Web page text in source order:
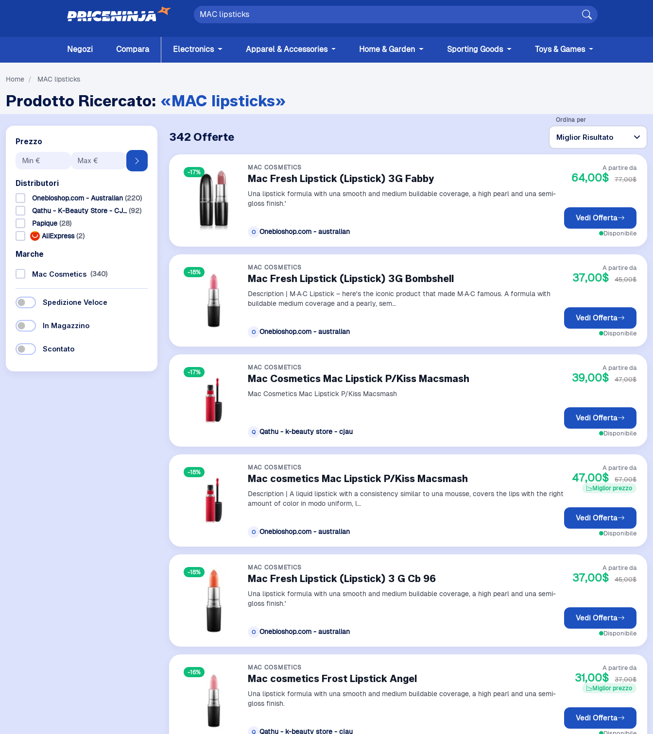
Negozi Compara Electronics Apparel & Accessories Home & Garden Sporting Goods Toys & Games
Home / MAC lipsticks
Prodotto Ricercato: «MAC lipsticks»
Prezzo
Distributori
Onebioshop.com - Australian (220)
Qathu - K-Beauty Store - CJ… (92)
Papique (28)
AliExpress (2)
Marche
Mac Cosmetics (340)
Spedizione Veloce
In Magazzino
Scontato
342 Offerte
Ordina per
-17%
MAC COSMETICS
Mac Fresh Lipstick (Lipstick) 3G Fabby
Una lipstick formula with una smooth and medium buildable coverage, a high pearl and una semi-
gloss finish.'
O Onebioshop.com - australian
A partire da
64,00$ 77,00$
Vedi Offerta
Disponibile
-18%
MAC COSMETICS
Mac Fresh Lipstick (Lipstick) 3G Bombshell
Description | M·A·C Lipstick – here's the iconic product that made M·A·C famous. A formula with
buildable medium coverage and a pearly, sem…
O Onebioshop.com - australian
A partire da
37,00$ 45,00$
Vedi Offerta
Disponibile
-17%
MAC COSMETICS
Mac Cosmetics Mac Lipstick P/Kiss Macsmash
Mac Cosmetics Mac Lipstick P/Kiss Macsmash
Q Qathu - k-beauty store - cjau
A partire da
39,00$ 47,00$
Vedi Offerta
Disponibile
-18%
MAC COSMETICS
Mac cosmetics Mac Lipstick P/Kiss Macsmash
Description | A liquid lipstick with a consistency similar to una mousse, covers the lips with the right
amount of color in modo uniform, l…
O Onebioshop.com - australian
A partire da
47,00$ 57,00$
Miglior prezzo
Vedi Offerta
Disponibile
-18%
MAC COSMETICS
Mac Fresh Lipstick (Lipstick) 3 G Cb 96
Una lipstick formula with una smooth and medium buildable coverage, a high pearl and una semi-
gloss finish.'
O Onebioshop.com - australian
A partire da
37,00$ 45,00$
Vedi Offerta
Disponibile
-16%
MAC COSMETICS
Mac cosmetics Frost Lipstick Angel
Una lipstick formula with una smooth and medium buildable coverage, a high pearl and una semi-
gloss finish.
Q Qathu - k-beauty store - cjau
A partire da
31,00$ 37,00$
Miglior prezzo
Vedi Offerta